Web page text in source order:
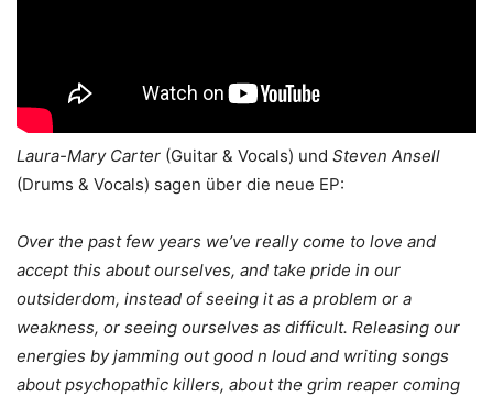
Laura-Mary Carter (Guitar & Vocals) und Steven Ansell
(Drums & Vocals) sagen über die neue EP:
Over the past few years we’ve really come to love and
accept this about ourselves, and take pride in our
outsiderdom, instead of seeing it as a problem or a
weakness, or seeing ourselves as difficult. Releasing our
energies by jamming out good n loud and writing songs
about psychopathic killers, about the grim reaper coming